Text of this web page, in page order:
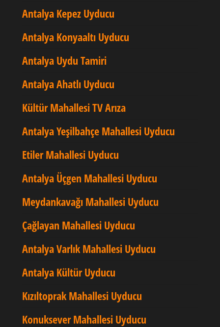
Antalya Kepez Uyducu
Antalya Konyaaltı Uyducu
Antalya Uydu Tamiri
Antalya Ahatlı Uyducu
Kültür Mahallesi TV Arıza
Antalya Yeşilbahçe Mahallesi Uyducu
Etiler Mahallesi Uyducu
Antalya Üçgen Mahallesi Uyducu
Meydankavağı Mahallesi Uyducu
Çağlayan Mahallesi Uyducu
Antalya Varlık Mahallesi Uyducu
Antalya Kültür Uyducu
Kızıltoprak Mahallesi Uyducu
Konuksever Mahallesi Uyducu